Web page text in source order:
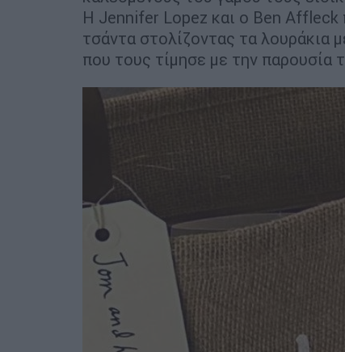
Η Jennifer Lopez και ο Ben Affleck
τσάντα στολίζοντας τα λουράκια
που τους τίμησε με την παρουσία